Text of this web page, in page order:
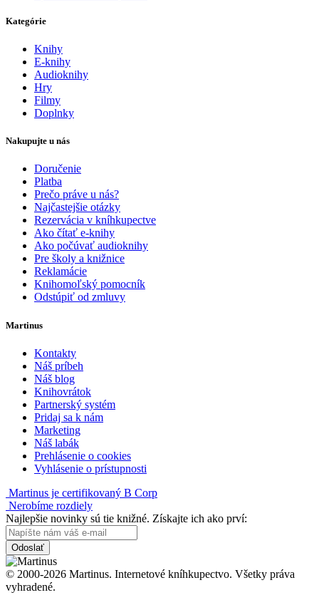
Kategórie
Knihy
E-knihy
Audioknihy
Hry
Filmy
Doplnky
Nakupujte u nás
Doručenie
Platba
Prečo práve u nás?
Najčastejšie otázky
Rezervácia v kníhkupectve
Ako čítať e-knihy
Ako počúvať audioknihy
Pre školy a knižnice
Reklamácie
Knihomoľský pomocník
Odstúpiť od zmluvy
Martinus
Kontakty
Náš príbeh
Náš blog
Knihovrátok
Partnerský systém
Pridaj sa k nám
Marketing
Náš labák
Prehlásenie o cookies
Vyhlásenie o prístupnosti
Martinus je certifikovaný B Corp
Nerobíme rozdiely
Najlepšie novinky sú tie knižné. Získajte ich ako prví:
Odoslať
© 2000-2026 Martinus. Internetové kníhkupectvo. Všetky práva
vyhradené.